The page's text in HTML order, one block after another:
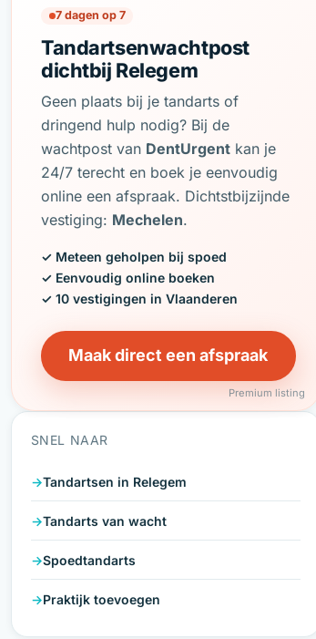
7 dagen op 7
Tandartsenwachtpost
dichtbij Relegem
Geen plaats bij je tandarts of
dringend hulp nodig? Bij de
wachtpost van DentUrgent kan je
24/7 terecht en boek je eenvoudig
online een afspraak. Dichtstbijzijnde
vestiging: Mechelen.
✓ Meteen geholpen bij spoed
✓ Eenvoudig online boeken
✓ 10 vestigingen in Vlaanderen
Maak direct een afspraak
Premium listing
SNEL NAAR
Tandartsen in Relegem
Tandarts van wacht
Spoedtandarts
Praktijk toevoegen